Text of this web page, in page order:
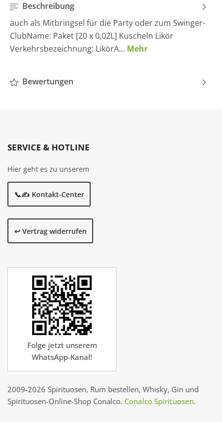
Beschreibung
auch als Mitbringsel für die Party oder zum Swinger-
ClubName: Paket [20 x 0,02L] Kuscheln Likör
Verkehrsbezeichnung: LikörA… Mehr
Bewertungen
SERVICE & HOTLINE
Hier geht es zu unserem
📞✍️ Kontakt-Center
↩️ Vertrag widerrufen
Folge jetzt unserem
WhatsApp-Kanal!
2009-2026 Spirituosen, Rum bestellen, Whisky, Gin und
Spirituosen-Online-Shop Conalco. Conalco Spirituosen.